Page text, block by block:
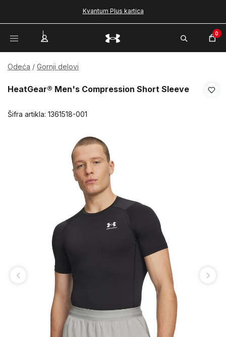
Kvantum Plus kartica
0
Odeća Gornji delovi
HeatGear® Men's Compression Short Sleeve
Šifra artikla: 1361518-001